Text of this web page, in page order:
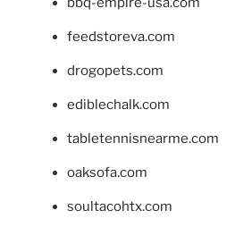
feedstoreva.com
drogopets.com
ediblechalk.com
tabletennisnearme.com
oaksofa.com
soultacohtx.com